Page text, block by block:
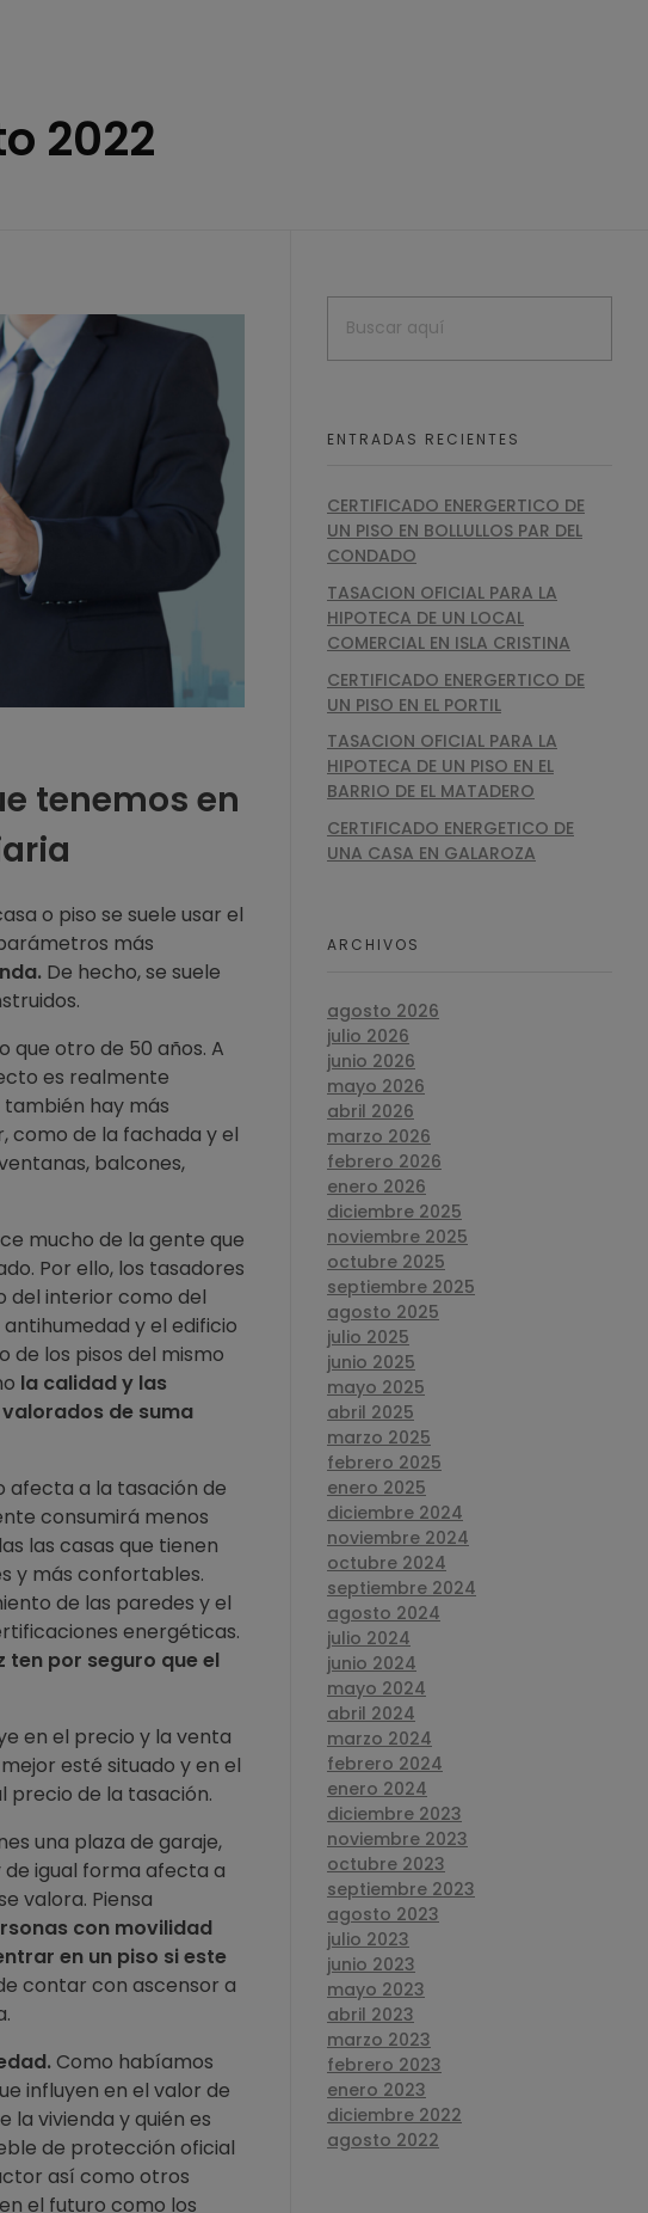
2022
tenemos en
o piso se suele usar el
más
De hecho, se suele
que otro de 50 años. A
es realmente
hay más
como de la fachada y el
balcones,
mucho de la gente que
Por ello, los tasadores
del interior como del
y el edificio
de los pisos del mismo
la calidad y las
de suma
afecta a la tasación de
consumirá menos
las casas que tienen
y más confortables.
de las paredes y el
energéticas.
ten por seguro que el
en el precio y la venta
esté situado y en el
precio de la tasación.
una plaza de garaje,
igual forma afecta a
valora. Piensa
con movilidad
en un piso si este
contar con ascensor a
Como habíamos
influyen en el valor de
la vivienda y quién es
de protección oficial
así como otros
el futuro como los
ENTRADAS RECIENTES
CERTIFICADO ENERGERTICO DE
UN PISO EN BOLLULLOS PAR DEL
CONDADO
TASACION OFICIAL PARA LA
HIPOTECA DE UN LOCAL
COMERCIAL EN ISLA CRISTINA
CERTIFICADO ENERGERTICO DE
UN PISO EN EL PORTIL
TASACION OFICIAL PARA LA
HIPOTECA DE UN PISO EN EL
BARRIO DE EL MATADERO
CERTIFICADO ENERGETICO DE
UNA CASA EN GALAROZA
ARCHIVOS
agosto 2026
julio 2026
junio 2026
mayo 2026
abril 2026
marzo 2026
febrero 2026
enero 2026
diciembre 2025
noviembre 2025
octubre 2025
septiembre 2025
agosto 2025
julio 2025
junio 2025
mayo 2025
abril 2025
marzo 2025
febrero 2025
enero 2025
diciembre 2024
noviembre 2024
octubre 2024
septiembre 2024
agosto 2024
julio 2024
junio 2024
mayo 2024
abril 2024
marzo 2024
febrero 2024
enero 2024
diciembre 2023
noviembre 2023
octubre 2023
septiembre 2023
agosto 2023
julio 2023
junio 2023
mayo 2023
abril 2023
marzo 2023
febrero 2023
enero 2023
diciembre 2022
agosto 2022